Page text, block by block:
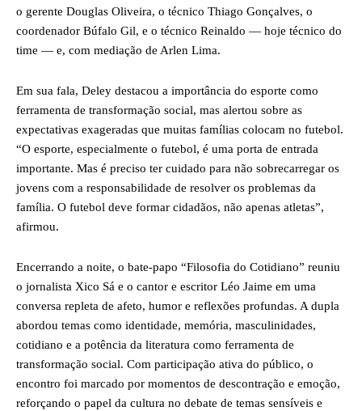
o gerente Douglas Oliveira, o técnico Thiago Gonçalves, o
coordenador Búfalo Gil, e o técnico Reinaldo — hoje técnico do
time — e, com mediação de Arlen Lima.
Em sua fala, Deley destacou a importância do esporte como
ferramenta de transformação social, mas alertou sobre as
expectativas exageradas que muitas famílias colocam no futebol.
“O esporte, especialmente o futebol, é uma porta de entrada
importante. Mas é preciso ter cuidado para não sobrecarregar os
jovens com a responsabilidade de resolver os problemas da
família. O futebol deve formar cidadãos, não apenas atletas”,
afirmou.
Encerrando a noite, o bate-papo “Filosofia do Cotidiano” reuniu
o jornalista Xico Sá e o cantor e escritor Léo Jaime em uma
conversa repleta de afeto, humor e reflexões profundas. A dupla
abordou temas como identidade, memória, masculinidades,
cotidiano e a potência da literatura como ferramenta de
transformação social. Com participação ativa do público, o
encontro foi marcado por momentos de descontração e emoção,
reforçando o papel da cultura no debate de temas sensíveis e